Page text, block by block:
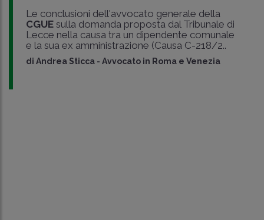
Le conclusioni dell'avvocato generale della
CGUEsulla domanda proposta dal Tribunale di
Lecce nella causa tra un dipendente comunale
e la sua ex amministrazione (Causa C-218/2..
di Andrea Sticca - Avvocato in Roma e Venezia